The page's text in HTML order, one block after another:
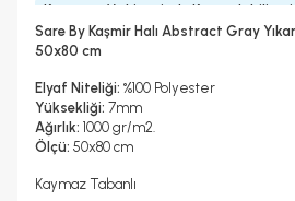
Kurutma Makinesinde Kurutulabilir mi
Hayır
Kuru Temizleme Yapılabilir
Sare By Kaşmir Halı Abstract Gray
50x80 cm
Elyaf Niteliği: %100 Polyester
Yüksekliği: 7mm
Ağırlık: 1000 gr/m2.
Ölçü: 50x80 cm
Kaymaz Tabanlı